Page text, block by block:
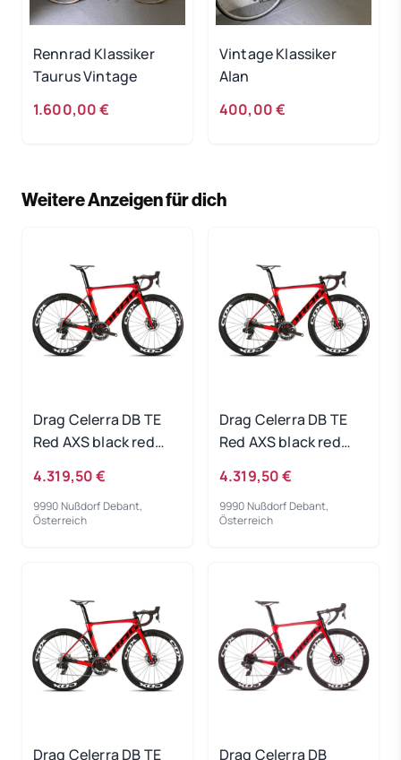
Rennrad Klassiker
Taurus Vintage
1.600,00 €
Vintage Klassiker
Alan
400,00 €
Weitere Anzeigen für dich
Drag Celerra DB TE
Red AXS black red
4.319,50 €
9990 Nußdorf Debant,
Österreich
Drag Celerra DB TE
Red AXS black red
4.319,50 €
9990 Nußdorf Debant,
Österreich
Drag Celerra DB TE
Drag Celerra DB